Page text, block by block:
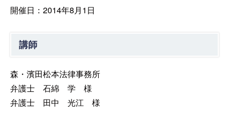
開催日：2014年8月1日
講師
森・濱田松本法律事務所
弁護士 石綿 学 様
弁護士 田中 光江 様